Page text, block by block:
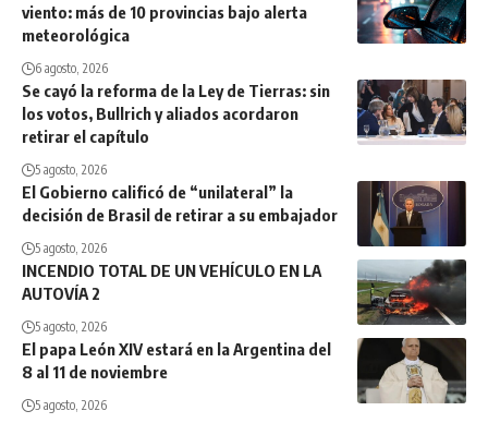
viento: más de 10 provincias bajo alerta
meteorológica
6 agosto, 2026
Se cayó la reforma de la Ley de Tierras: sin
los votos, Bullrich y aliados acordaron
retirar el capítulo
5 agosto, 2026
El Gobierno calificó de “unilateral” la
decisión de Brasil de retirar a su embajador
5 agosto, 2026
INCENDIO TOTAL DE UN VEHÍCULO EN LA
AUTOVÍA 2
5 agosto, 2026
El papa León XIV estará en la Argentina del
8 al 11 de noviembre
5 agosto, 2026